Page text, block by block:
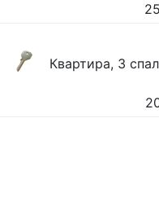
Квартира, 3